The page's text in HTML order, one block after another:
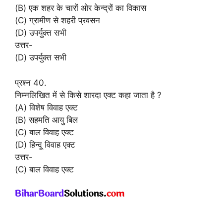
(B) एक शहर के चारों ओर केन्द्रों का विकास
(C) ग्रामीण से शहरी प्रवसन
(D) उपर्युक्त सभी
उत्तर-
(D) उपर्युक्त सभी
प्रश्न 40.
निम्नलिखित में से किसे शारदा एक्ट कहा जाता है ?
(A) विशेष विवाह एक्ट
(B) सहमति आयु बिल
(C) बाल विवाह एक्ट
(D) हिन्दू विवाह एक्ट
उत्तर-
(C) बाल विवाह एक्ट